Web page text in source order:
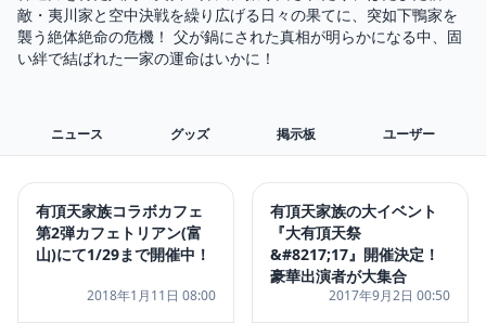
敵・夷川家と空中決戦を繰り広げる日々の果てに、突如下鴨家を
襲う絶体絶命の危機！ 父が鍋にされた真相が明らかになる中、固
い絆で結ばれた一家の運命はいかに！
ニュース グッズ 掲示板 ユーザー
有頂天家族コラボカフェ
第2弾カフェトリアン(富
山)にて1/29まで開催中！
2018年1月11日 08:00
有頂天家族の大イベント
『大有頂天祭
&#8217;17』開催決定！
豪華出演者が大集合
2017年9月2日 00:50